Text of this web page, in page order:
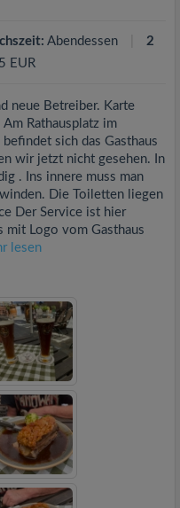
Abendessen
2
EUR
neue Betreiber. Karte
Rathausplatz im
sich das Gasthaus
wir jetzt nicht gesehen. In
. Ins innere muss man
Die Toiletten liegen
Der Service ist hier
mit Logo vom Gasthaus
lesen